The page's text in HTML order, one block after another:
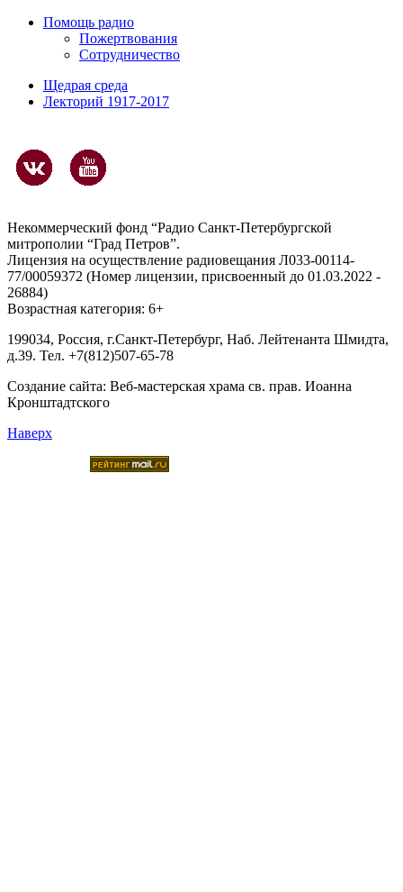
Помощь радио
Пожертвования
Сотрудничество
Щедрая среда
Лекторий 1917-2017
Некоммерческий фонд “Радио Санкт-Петербургской
митрополии “Град Петров”.
Лицензия на осуществление радиовещания Л033-00114-
77/00059372 (Номер лицензии, присвоенный до 01.03.2022 -
26884)
Возрастная категория: 6+
199034, Россия, г.Санкт-Петербург, Наб. Лейтенанта Шмидта,
д.39. Тел. +7(812)507-65-78
Создание сайта: Веб-мастерская храма св. прав. Иоанна
Кронштадтского
Наверх